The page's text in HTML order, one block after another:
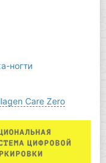
ногти
Care Zero